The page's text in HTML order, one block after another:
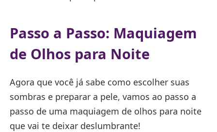
Passo a Passo: Maquiagem
de Olhos para Noite
Agora que você já sabe como escolher suas
sombras e preparar a pele, vamos ao passo a
passo de uma maquiagem de olhos para noite
que vai te deixar deslumbrante!